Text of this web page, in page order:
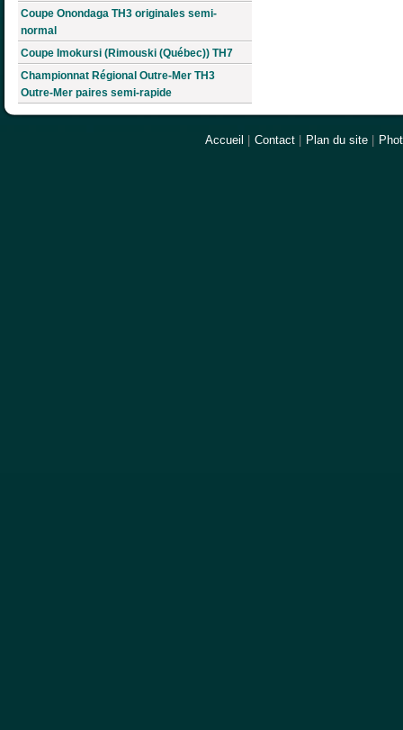
Coupe Onondaga TH3 originales semi-
normal
Coupe Imokursi (Rimouski (Québec)) TH7
Championnat Régional Outre-Mer TH3
Outre-Mer paires semi-rapide
Accueil Contact Plan du site